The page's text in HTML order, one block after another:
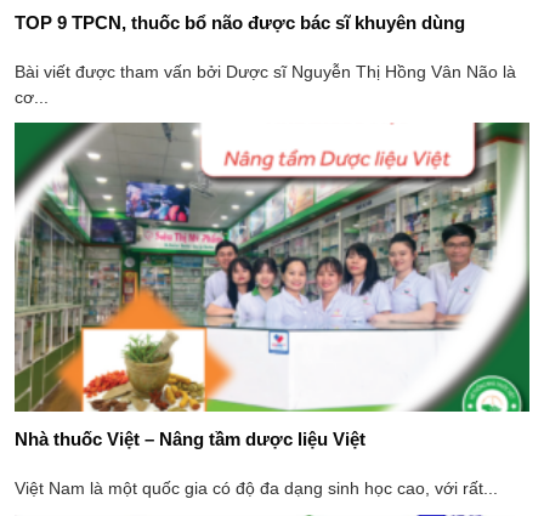
TOP 9 TPCN, thuốc bổ não được bác sĩ khuyên dùng
Bài viết được tham vấn bởi Dược sĩ Nguyễn Thị Hồng Vân Não là
cơ...
Nhà thuốc Việt – Nâng tầm dược liệu Việt
Việt Nam là một quốc gia có độ đa dạng sinh học cao, với rất...